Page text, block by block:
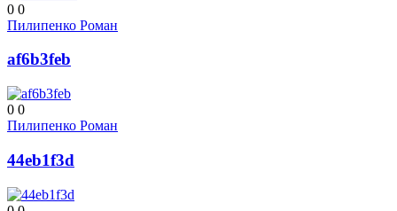
0 0
Пилипенко Роман
af6b3feb
0 0
Пилипенко Роман
44eb1f3d